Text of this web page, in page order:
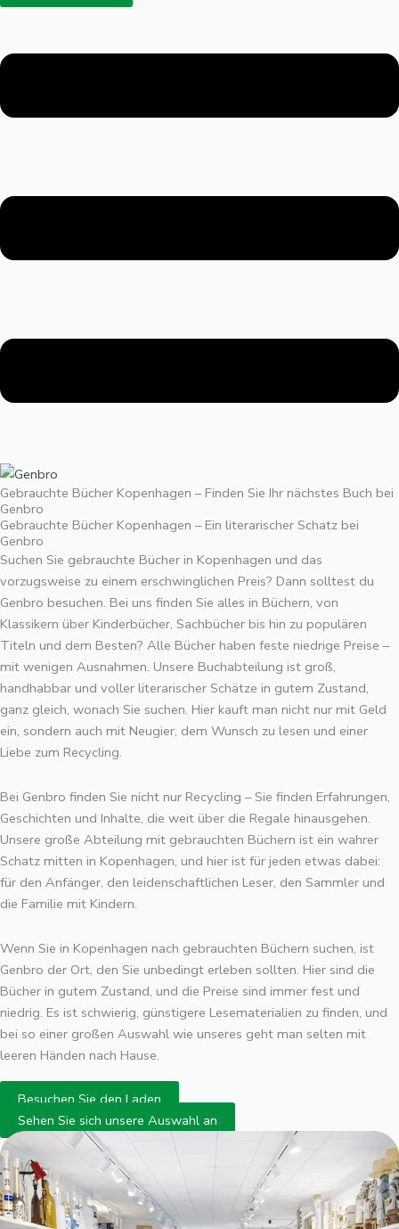
Gebrauchte Bücher Kopenhagen – Finden Sie Ihr nächstes Buch bei
Genbro
Gebrauchte Bücher Kopenhagen – Ein literarischer Schatz bei
Genbro
Suchen Sie gebrauchte Bücher in Kopenhagen und das
vorzugsweise zu einem erschwinglichen Preis? Dann solltest du
Genbro besuchen. Bei uns finden Sie alles in Büchern, von
Klassikern über Kinderbücher, Sachbücher bis hin zu populären
Titeln und dem Besten? Alle Bücher haben feste niedrige Preise –
mit wenigen Ausnahmen. Unsere Buchabteilung ist groß,
handhabbar und voller literarischer Schätze in gutem Zustand,
ganz gleich, wonach Sie suchen. Hier kauft man nicht nur mit Geld
ein, sondern auch mit Neugier, dem Wunsch zu lesen und einer
Liebe zum Recycling.
Bei Genbro finden Sie nicht nur Recycling – Sie finden Erfahrungen,
Geschichten und Inhalte, die weit über die Regale hinausgehen.
Unsere große Abteilung mit gebrauchten Büchern ist ein wahrer
Schatz mitten in Kopenhagen, und hier ist für jeden etwas dabei:
für den Anfänger, den leidenschaftlichen Leser, den Sammler und
die Familie mit Kindern.
Wenn Sie in Kopenhagen nach gebrauchten Büchern suchen, ist
Genbro der Ort, den Sie unbedingt erleben sollten. Hier sind die
Bücher in gutem Zustand, und die Preise sind immer fest und
niedrig. Es ist schwierig, günstigere Lesematerialien zu finden, und
bei so einer großen Auswahl wie unseres geht man selten mit
leeren Händen nach Hause.
Besuchen Sie den Laden
Sehen Sie sich unsere Auswahl an